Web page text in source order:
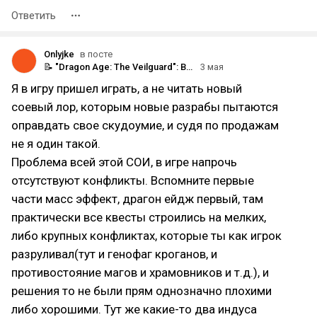
Ответить
Onlyjke в посте
📝 "Dragon Age: The Veilguard": Впечатления фаната после 20 часов📸
3 мая
Я в игру пришел играть, а не читать новый
соевый лор, которым новые разрабы пытаются
оправдать свое скудоумие, и судя по продажам
не я один такой.
Проблема всей этой СОИ, в игре напрочь
отсутствуют конфликты. Вспомните первые
части масс эффект, драгон ейдж первый, там
практически все квесты строились на мелких,
либо крупных конфликтах, которые ты как игрок
разруливал(тут и генофаг кроганов, и
противостояние магов и храмовников и т.д.), и
решения то не были прям однозначно плохими
либо хорошими. Тут же какие-то два индуса